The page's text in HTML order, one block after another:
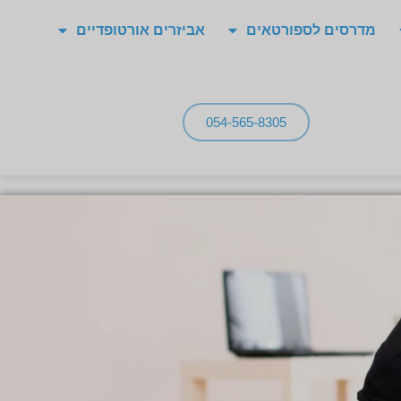
מדרסים לספורטאים אביזרים אורטופדיים
054-565-8305